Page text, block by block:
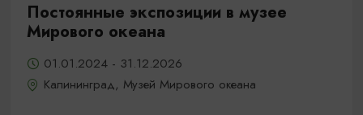
Постоянные экспозиции в музее
Мирового океана
01.01.2024 - 31.12.2026
Калининград, Музей Мирового океана